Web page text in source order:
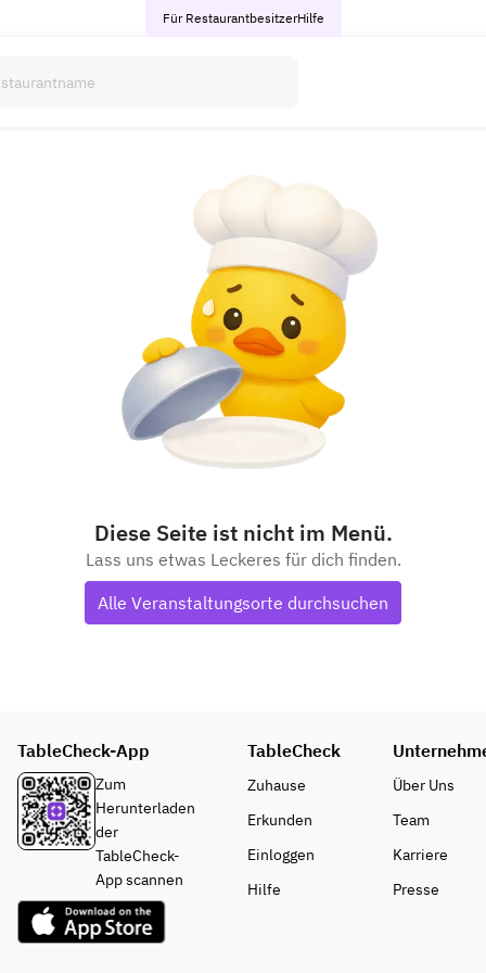
Für RestaurantbesitzerHilfe
Diese Seite ist nicht im Menü.
Lass uns etwas Leckeres für dich finden.
Alle Veranstaltungsorte durchsuchen
TableCheck-App
Zum
Herunterladen
der
TableCheck-
App scannen
TableCheck
Zuhause
Erkunden
Einloggen
Hilfe
Über Uns
Team
Karriere
Presse